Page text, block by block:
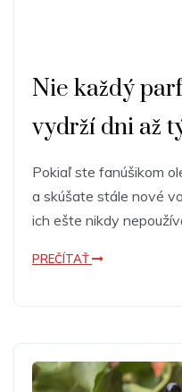
Nie každý
vydrží dni až
Pokiaľ ste fanúšikom
a skúšate stále nové
ich ešte nikdy
PREČÍTAŤ